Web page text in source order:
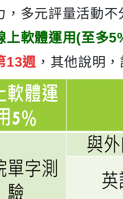
，多元評量活動不
上軟體運用(至多
13週 ，其他說明